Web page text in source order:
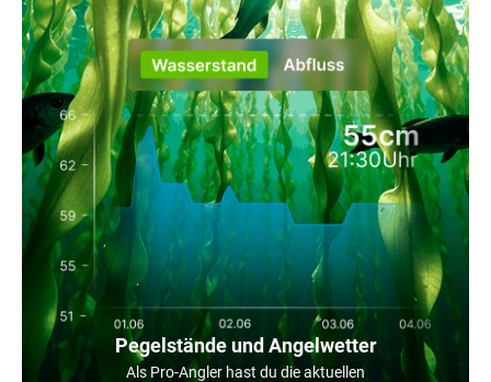
Pegelstände und Angelwetter
Als Pro-Angler hast du die aktuellen